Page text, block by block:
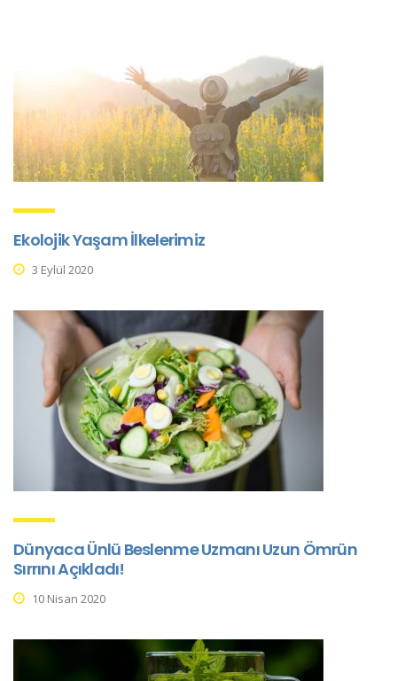
Ekolojik Yaşam İlkelerimiz
3 Eylül 2020
Dünyaca Ünlü Beslenme Uzmanı Uzun Ömrün
Sırrını Açıkladı!
10 Nisan 2020